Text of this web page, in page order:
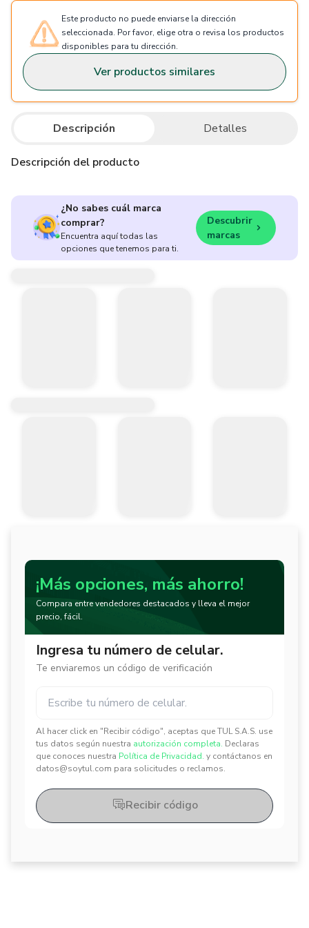
Este producto no puede enviarse la dirección
seleccionada. Por favor, elige otra o revisa los productos
disponibles para tu dirección.
Ver productos similares
Descripción Detalles
Descripción del producto
¿No sabes cuál marca
comprar?
Encuentra aquí todas las
opciones que tenemos para ti.
Descubrir
marcas
¡Más opciones, más ahorro!
Compara entre vendedores destacados y lleva el mejor
precio, fácil.
Ingresa tu número de celular.
Te enviaremos un código de verificación
Al hacer click en "Recibir código", aceptas que TUL S.A.S. use
tus datos según nuestra autorización completa. Declaras
que conoces nuestra Política de Privacidad. y contáctanos en
datos@soytul.com para solicitudes o reclamos.
✕
✕
Recibir código